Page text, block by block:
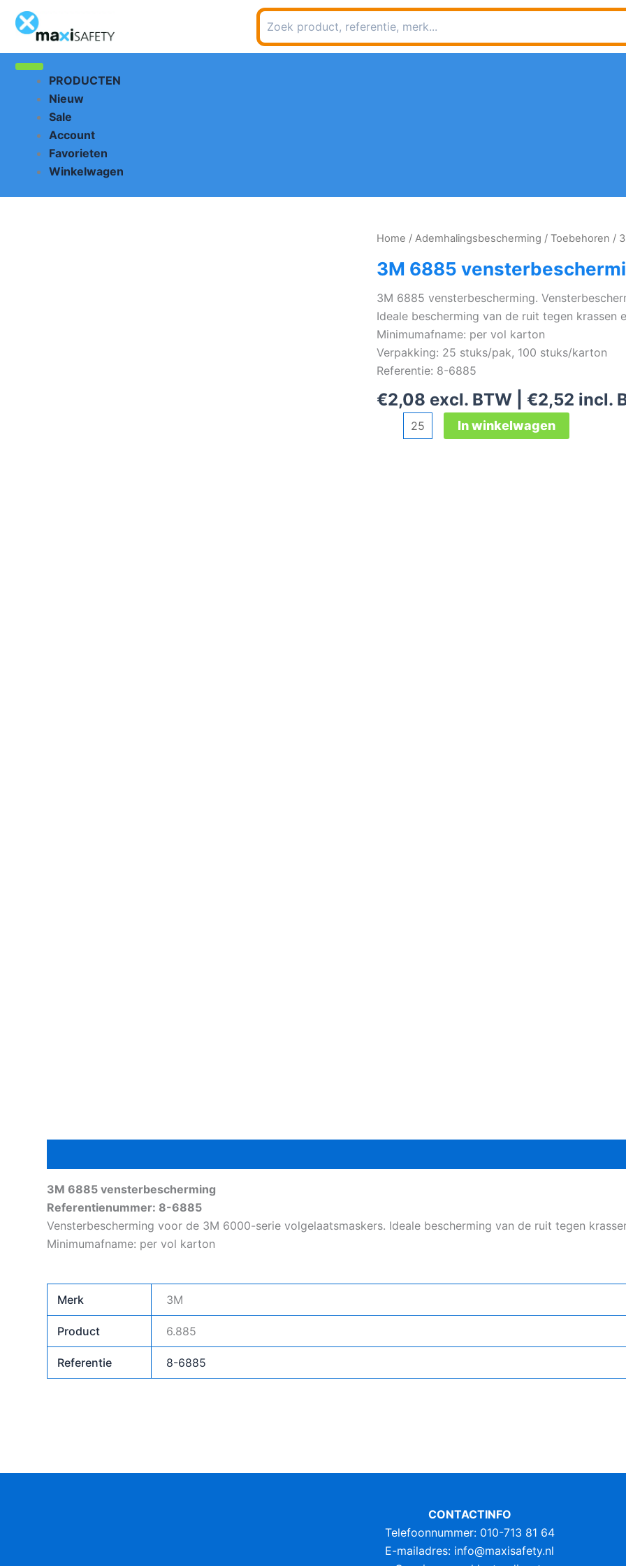
naar
inhoud
Zoeken
naar:
PRODUCTEN
Nieuw
Sale
Account
Favorieten
Winkelwagen
Home / Ademhalingsbescherming / Toebehoren /
3M 6885
3M 6885 vensterbescherming.
Ideale bescherming van de ruit tegen krassen
Minimumafname: per vol karton
Verpakking: 25 stuks/pak, 100 stuks/karton
Referentie: 8-6885
€2,08 excl. BTW | €2,52 incl.
6885
In winkelwagen
3M 6885 vensterbescherming
Referentienummer: 8-6885
Vensterbescherming voor de 3M 6000-serie volgelaatsmaskers. Ideale bescherming van de ruit tegen
Minimumafname: per vol karton
Merk 3M
Product 6.885
Referentie 8-6885
CONTACTINFO
Telefoonnummer: 010-713 81 64
E-mailadres: info@maxisafety.nl